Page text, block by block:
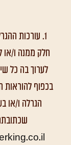
1. עורכות
חלק ממנה ו/או
לערוך בה כל
בכפוף להוראות
הגרלה ו/או